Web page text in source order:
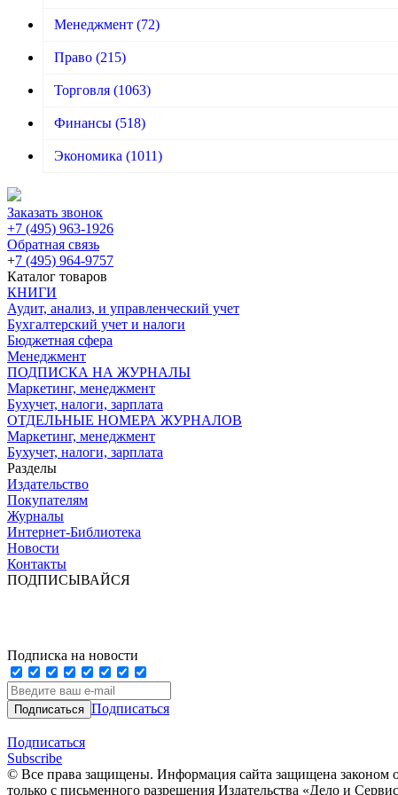
Менеджмент (72)
Право (215)
Торговля (1063)
Финансы (518)
Экономика (1011)
Заказать звонок
+7 (495) 963-1926
Обратная связь
+7 (495) 964-9757
Каталог товаров
КНИГИ
Аудит, анализ, и управленческий учет
Бухгалтерский учет и налоги
Бюджетная сфера
Менеджмент
ПОДПИСКА НА ЖУРНАЛЫ
Маркетинг, менеджмент
Бухучет, налоги, зарплата
ОТДЕЛЬНЫЕ НОМЕРА ЖУРНАЛОВ
Маркетинг, менеджмент
Бухучет, налоги, зарплата
Разделы
Издательство
Покупателям
Журналы
Интернет-Библиотека
Новости
Контакты
ПОДПИСЫВАЙСЯ
Подписка на новости
Подписаться
Подписаться
Subscribe
© Все права защищены. Информация сайта защищена законом
только с письменного разрешения Издательства «Дело и